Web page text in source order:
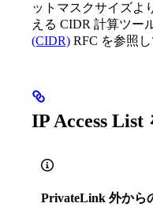
ットマスクサイズよ
える CIDR 計算ツー
(CIDR) RFC を参照し
IP Access
PrivateLink 外から